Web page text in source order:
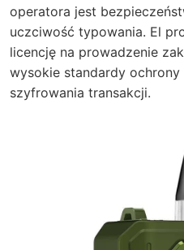
operatora jest
uczciwość typowania. El
licencję na prowadzenie
wysokie standardy
szyfrowania transakcji.